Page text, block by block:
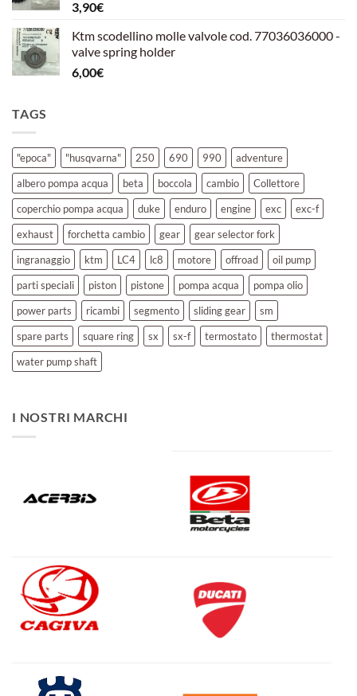
3,90€
Ktm scodellino molle valvole cod. 77036036000 -
valve spring holder
6,00€
TAGS
"epoca" "husqvarna" 250 690 990
adventure
albero pompa acqua
beta boccola cambio
Collettore
coperchio pompa acqua
duke enduro engine exc
exc-f
exhaust
forchetta cambio gear
gear selector fork
ingranaggio
ktm LC4 lc8 motore offroad
oil pump
parti speciali
piston pistone pompa acqua
pompa olio
power parts
ricambi segmento sliding gear
sm
spare parts
square ring sx sx-f termostato
thermostat
water pump shaft
I NOSTRI MARCHI